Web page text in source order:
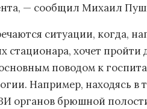
— сообщил Михаил
ситуации, когда,
стационара, хочет
поводом к
Например, находясь в
органов брюшной